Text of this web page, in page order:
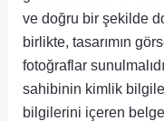
ve doğru bir şekilde
birlikte, tasarımın
fotoğraflar
sahibinin kimlik
bilgilerini içeren